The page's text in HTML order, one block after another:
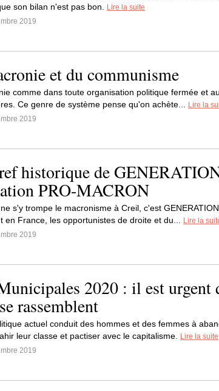
son bilan n'est pas bon.
Lire la suite
2019
et du communisme
comme dans toute organisation politique fermée et
Ce genre de système pense qu'on achète...
Lire la
2019
historique de
PRO-MACRON
s'y trompe le macronisme à Creil, c'est
en France, les opportunistes de droite et du...
Lire la
2019
2020 : il est urgent
rassemblent
actuel conduit des hommes et des femmes à
leur classe et pactiser avec le capitalisme.
Lire la suite
2019